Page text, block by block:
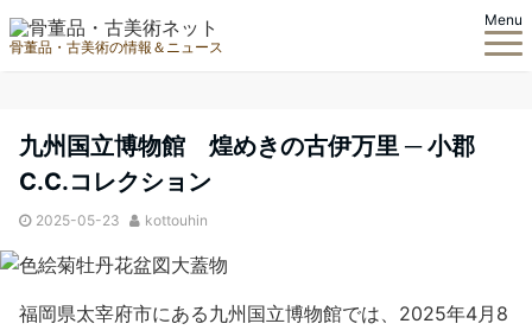
骨董品・古美術の情報＆ニュース
Menu
九州国立博物館 煌めきの古伊万里 ─ 小郡
C.C.コレクション
2025-05-23 kottouhin
福岡県太宰府市にある九州国立博物館では、2025年4月8